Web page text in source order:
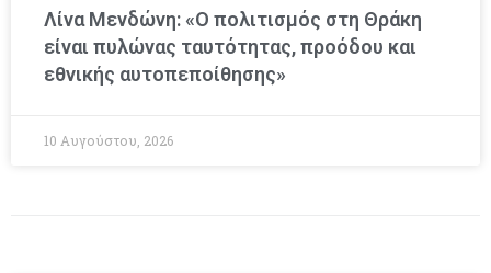
Λίνα Μενδώνη: «Ο πολιτισμός στη Θράκη
είναι πυλώνας ταυτότητας, προόδου και
εθνικής αυτοπεποίθησης»
10 Αυγούστου, 2026